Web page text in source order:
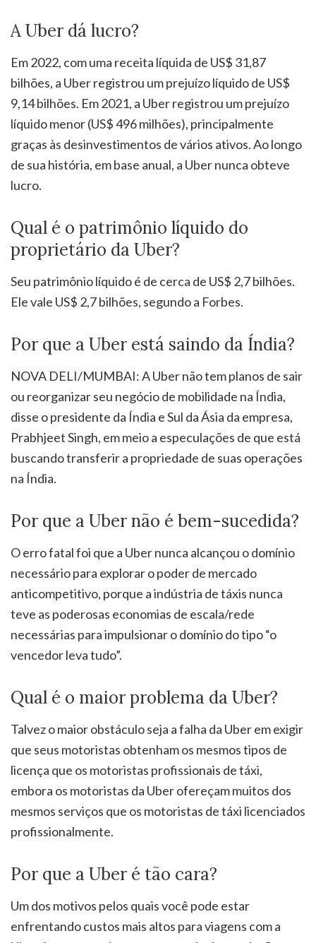
A Uber dá lucro?
Em 2022, com uma receita líquida de US$ 31,87
bilhões, a Uber registrou um prejuízo líquido de US$
9,14 bilhões. Em 2021, a Uber registrou um prejuízo
líquido menor (US$ 496 milhões), principalmente
graças às desinvestimentos de vários ativos. Ao longo
de sua história, em base anual, a Uber nunca obteve
lucro.
Qual é o patrimônio líquido do
proprietário da Uber?
Seu patrimônio líquido é de cerca de US$ 2,7 bilhões.
Ele vale US$ 2,7 bilhões, segundo a Forbes.
Por que a Uber está saindo da Índia?
NOVA DELI/MUMBAI: A Uber não tem planos de sair
ou reorganizar seu negócio de mobilidade na Índia,
disse o presidente da Índia e Sul da Ásia da empresa,
Prabhjeet Singh, em meio a especulações de que está
buscando transferir a propriedade de suas operações
na Índia.
Por que a Uber não é bem-sucedida?
O erro fatal foi que a Uber nunca alcançou o domínio
necessário para explorar o poder de mercado
anticompetitivo, porque a indústria de táxis nunca
teve as poderosas economias de escala/rede
necessárias para impulsionar o domínio do tipo “o
vencedor leva tudo”.
Qual é o maior problema da Uber?
Talvez o maior obstáculo seja a falha da Uber em exigir
que seus motoristas obtenham os mesmos tipos de
licença que os motoristas profissionais de táxi,
embora os motoristas da Uber ofereçam muitos dos
mesmos serviços que os motoristas de táxi licenciados
profissionalmente.
Por que a Uber é tão cara?
Um dos motivos pelos quais você pode estar
enfrentando custos mais altos para viagens com a